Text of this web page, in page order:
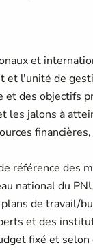
et
et l'unité de
et des objectifs
les jalons à
référence des
national du
de travail/
et des
fixé et